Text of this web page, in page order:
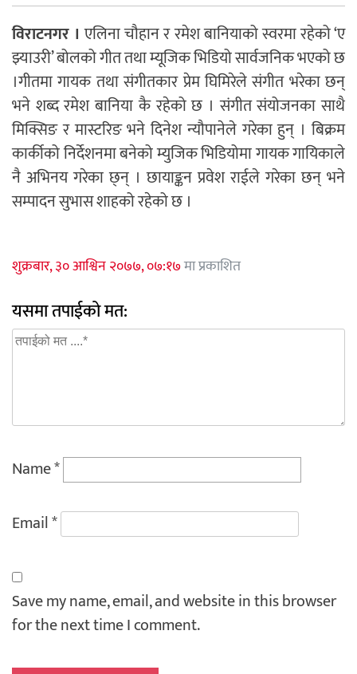
विराटनगर । एलिना चौहान र रमेश बानियाको स्वरमा रहेको ‘ए
झ्याउरी’ बोलको गीत तथा म्यूजिक भिडियो सार्वजनिक भएको छ
।गीतमा गायक तथा संगीतकार प्रेम घिमिरेले संगीत भरेका छन्
भने शब्द रमेश बानिया कै रहेको छ । संगीत संयोजनका साथै
मिक्सिङ र मास्टरिङ भने दिनेश न्यौपानेले गरेका हुन् । बिक्रम
कार्कीको निर्देशनमा बनेको म्युजिक भिडियोमा गायक गायिकाले
नै अभिनय गरेका छ्न् । छायाङ्कन प्रवेश राईले गरेका छन् भने
सम्पादन सुभास शाहको रहेको छ ।
शुक्रबार, ३० आश्विन २०७७, ०७:१७मा प्रकाशित
यसमा तपाईको मत:
Name*
Email*
Save my name, email, and website in this browser
for the next time I comment.